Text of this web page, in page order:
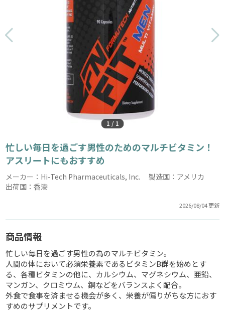
1 / 1
忙しい毎日を過ごす男性のためのマルチビタミン！
アスリートにもおすすめ
メーカー：Hi-Tech Pharmaceuticals, Inc. 製造国：アメリカ
出荷国：香港
2026/08/04 更新
商品情報
忙しい毎日を過ごす男性の為のマルチビタミン。
人間の体において必須栄養素であるビタミンB群を始めとす
る、各種ビタミンの他に、カルシウム、マグネシウム、亜鉛、
マンガン、クロミウム、銅などをバランスよく配合。
外食で食事を済ませる機会が多く、栄養が偏りがちな方におす
すめのサプリメントです。